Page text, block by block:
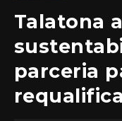
Talatona
parceria